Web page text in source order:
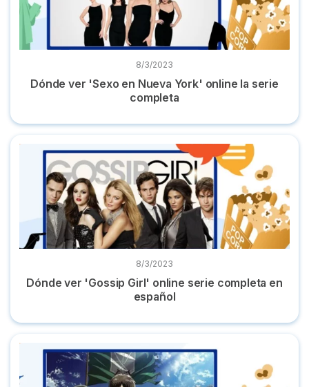
8/3/2023
Dónde ver 'Sexo en Nueva York' online la serie
completa
Dónde ver 'Gossip Girl' online serie completa en español
8/3/2023
Dónde ver 'Gossip Girl' online serie completa en
español
Dónde ver 'Ataque a los Titanes' completa y en castellano